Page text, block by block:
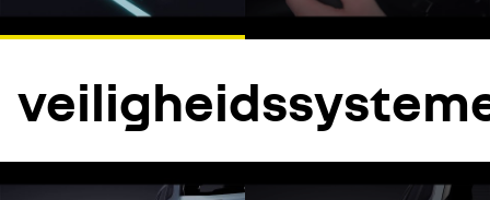
Accepteer de social media cookies om de video's te bekijken.